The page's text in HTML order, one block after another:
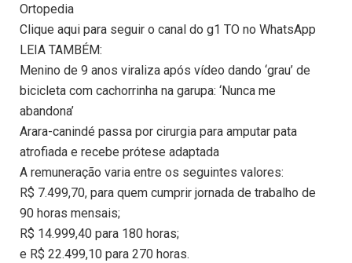
Ortopedia
Clique aqui para seguir o canal do g1 TO no WhatsApp
LEIA TAMBÉM:
Menino de 9 anos viraliza após vídeo dando ‘grau’ de
bicicleta com cachorrinha na garupa: ‘Nunca me
abandona’
Arara-canindé passa por cirurgia para amputar pata
atrofiada e recebe prótese adaptada
A remuneração varia entre os seguintes valores:
R$ 7.499,70, para quem cumprir jornada de trabalho de
90 horas mensais;
R$ 14.999,40 para 180 horas;
e R$ 22.499,10 para 270 horas.